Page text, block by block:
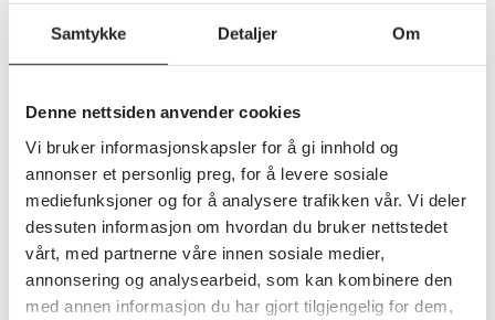
Samtykke Detaljer Om
Denne nettsiden anvender cookies
Vi bruker informasjonskapsler for å gi innhold og
annonser et personlig preg, for å levere sosiale
mediefunksjoner og for å analysere trafikken vår. Vi deler
dessuten informasjon om hvordan du bruker nettstedet
vårt, med partnerne våre innen sosiale medier,
annonsering og analysearbeid, som kan kombinere den
med annen informasjon du har gjort tilgjengelig for dem,
Brunvand Ellingsen (SV) Øyvind Håbrekke (Krf), Arild
Hermstad (MDG), Odd Einar Dørum (V), Aina Stenersen
(Frp), Seher Aydar (Rødt) og Espen Emil Thygesen (Sp).
Debattleder og innledning